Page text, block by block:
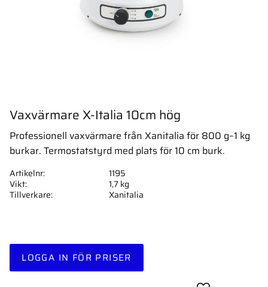
Vaxvärmare X-Italia 10cm hög
Professionell vaxvärmare från Xanitalia för 800 g–1 kg
burkar. Termostatstyrd med plats för 10 cm burk.
LOGGA IN FÖR PRISER
Artikelnr
1195
Vikt
1,7 kg
Tillverkare
Xanitalia